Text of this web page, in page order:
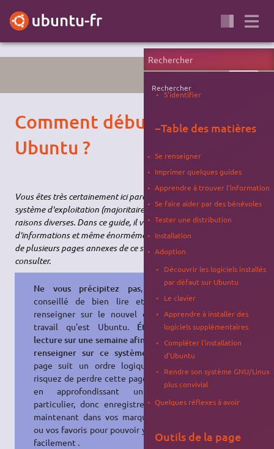
PORTAIL
Comment débuter sur
Ubuntu ?
Vous êtes très certainement ici parce que vous désirez changer de
système d'exploitation (majoritairement Windows) pour des
raisons diverses. Dans ce guide, il vous sera donné beaucoup
d'informations et même énormément d'informations par le biais
de plusieurs pages annexes de ce site, n'hésitez pas à les
consulter.
Ne vous précipitez pas, il est
conseillé de bien lire et de se
renseigner sur le nouvel outil de
travail qu'est Ubuntu. Étalez la
lecture sur une semaine afin de vous
renseigner sur ce système
. Cette
page suit un ordre logique. Vous
risquez de perdre cette page de vue
en approfondissant un sujet
particulier, donc enregistrez-la dès
maintenant dans vos marque-pages
ou vos favoris pour pouvoir y revenir
facilement .
Rechercher
S'identifier
−Table des matières
Se renseigner
Imprimer quelques guides
Apprendre à trouver l'information
Se faire aider par des bénévoles
Tester une distribution
Installation
Adoption
Découvrir les logiciels installés
par défaut sur Ubuntu
Le clavier
Apprendre à installer des
logiciels supplémentaires
Compléter l'installation
d'Ubuntu
Rendre son système GNU/Linux
plus convivial
Quelques réflexes à avoir
Outils de la page